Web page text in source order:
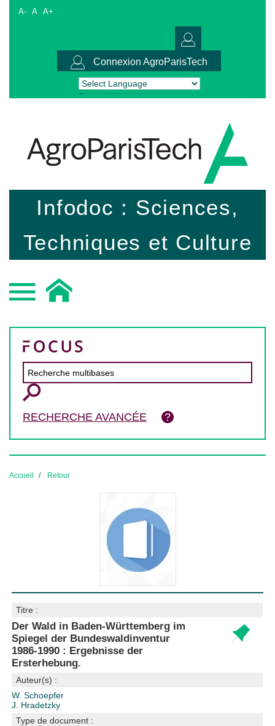
A- A A+
Connexion AgroParisTech
Powered by Translate
Infodoc : Sciences,
Techniques et Culture
RECHERCHE AVANCÉE
Accueil Retour
Titre :
Der Wald in Baden-Württemberg im
Spiegel der Bundeswaldinventur
1986-1990 : Ergebnisse der
Ersterhebung.
Auteur(s) :
W. Schoepfer
J. Hradetzky
Type de document :